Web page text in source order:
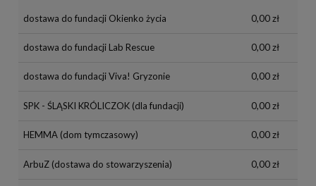
dostawa do fundacji Okienko życia 0,00 zł
dostawa do fundacji Lab Rescue 0,00 zł
dostawa do fundacji Viva! Gryzonie 0,00 zł
SPK - ŚLĄSKI KRÓLICZOK(dla fundacji) 0,00 zł
HEMMA(dom tymczasowy) 0,00 zł
ArbuZ(dostawa do stowarzyszenia) 0,00 zł